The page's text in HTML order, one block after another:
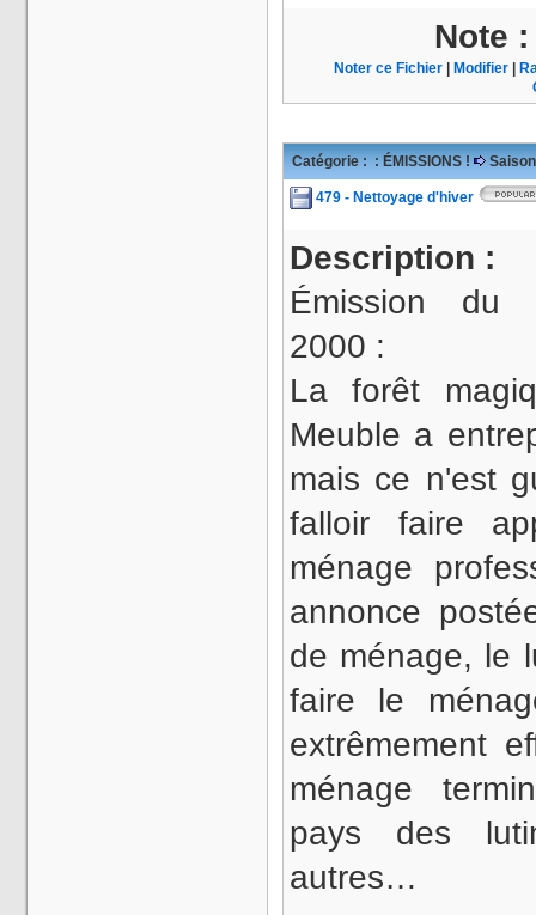
Note
Noter ce Fichier Modifier
Catégorie : : ÉMISSIONS !
479 - Nettoyage d'hiver
Description :
Émission du
2000 :
La forêt
Meuble a
mais ce n'est
falloir faire
ménage
annonce
de ménage, le
faire le
extrêmement
ménage
pays des
autres…